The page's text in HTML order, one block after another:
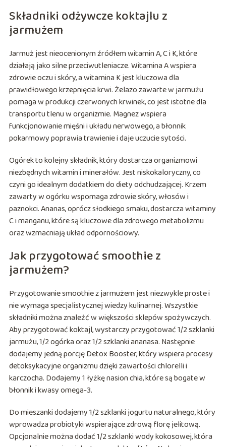
Składniki odżywcze koktajlu z
jarmużem
Jarmuż jest nieocenionym źródłem witamin A, C i K, które
działają jako silne przeciwutleniacze. Witamina A wspiera
zdrowie oczu i skóry, a witamina K jest kluczowa dla
prawidłowego krzepnięcia krwi. Żelazo zawarte w jarmużu
pomaga w produkcji czerwonych krwinek, co jest istotne dla
transportu tlenu w organizmie. Magnez wspiera
funkcjonowanie mięśni i układu nerwowego, a błonnik
pokarmowy poprawia trawienie i daje uczucie sytości.
Ogórek to kolejny składnik, który dostarcza organizmowi
niezbędnych witamin i minerałów. Jest niskokaloryczny, co
czyni go idealnym dodatkiem do diety odchudzającej. Krzem
zawarty w ogórku wspomaga zdrowie skóry, włosów i
paznokci. Ananas, oprócz słodkiego smaku, dostarcza witaminy
C i manganu, które są kluczowe dla zdrowego metabolizmu
oraz wzmacniają układ odpornościowy.
Jak przygotować smoothie z
jarmużem?
Przygotowanie smoothie z jarmużem jest niezwykle proste i
nie wymaga specjalistycznej wiedzy kulinarnej. Wszystkie
składniki można znaleźć w większości sklepów spożywczych.
Aby przygotować koktajl, wystarczy przygotować 1/2 szklanki
jarmużu, 1/2 ogórka oraz 1/2 szklanki ananasa. Następnie
dodajemy jedną porcję Detox Booster, który wspiera procesy
detoksykacyjne organizmu dzięki zawartości chlorelli i
karczocha. Dodajemy 1 łyżkę nasion chia, które są bogate w
błonnik i kwasy omega-3.
Do mieszanki dodajemy 1/2 szklanki jogurtu naturalnego, który
wprowadza probiotyki wspierające zdrową florę jelitową.
Opcjonalnie można dodać 1/2 szklanki wody kokosowej, która